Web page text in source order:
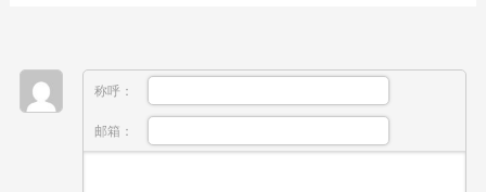
称呼：
邮箱：